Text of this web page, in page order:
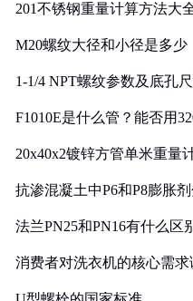
201不锈钢重量计算方法大
M20螺纹大径和小径是多少
1-1/4 NPT螺纹参数及底孔
F1010E是什么管？能否用
20x40x2镀锌方管单米重量
抗渗混凝土中P6和P8膨胀
法兰PN25和PN16有什么区
消费者对洗衣机的核心需